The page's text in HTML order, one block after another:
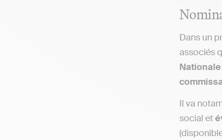
Dans un
associés
Il va
social et